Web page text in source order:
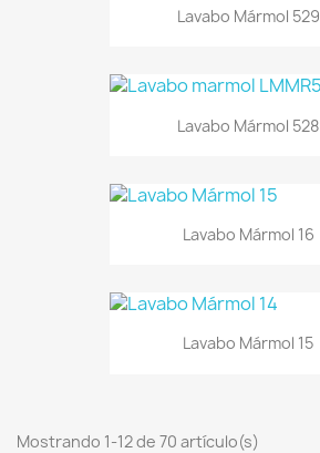
Lavabo Mármol 529
Lavabo Mármol 528
Lavabo Mármol 16
Lavabo Mármol 15
Mostrando 1-12 de 70 artículo(s)